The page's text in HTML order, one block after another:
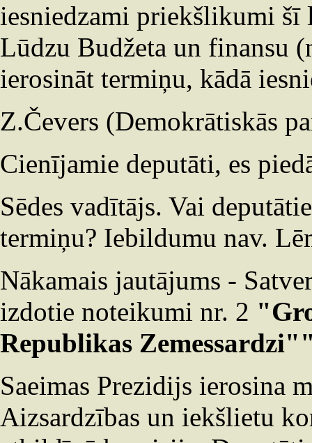
iesniedzami priekšlikumi
Lūdzu Budžeta un finansu
ierosināt termiņu, kādā
Z.Čevers (Demokrātiskās
Cienījamie deputāti, es
Sēdes vadītājs. Vai
termiņu? Iebildumu nav.
Nākamais jautājums -
izdotie noteikumi nr. 2
Republikas
Saeimas Prezidijs ierosina
Aizsardzības un iekšlietu